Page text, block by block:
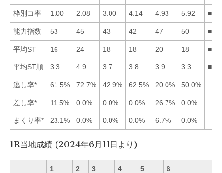
枠別コ率 1.00 2.08 3.00 4.14 4.93 5.92
能力指数 53 45 43 42 47 50
平均ST 16 24 18 18 20 18
平均ST順 3.3 4.9 3.7 3.8 3.9 3.3
逃し率* 61.5% 72.7% 42.9% 62.5% 20.0% 50.0%
差し率* 11.5% 0.0% 0.0% 0.0% 26.7% 0.0%
まくり率* 23.1% 0.0% 0.0% 0.0% 6.7% 0.0%
1R当地成績 (2024年6月11日より)
1 2 3 4 5 6